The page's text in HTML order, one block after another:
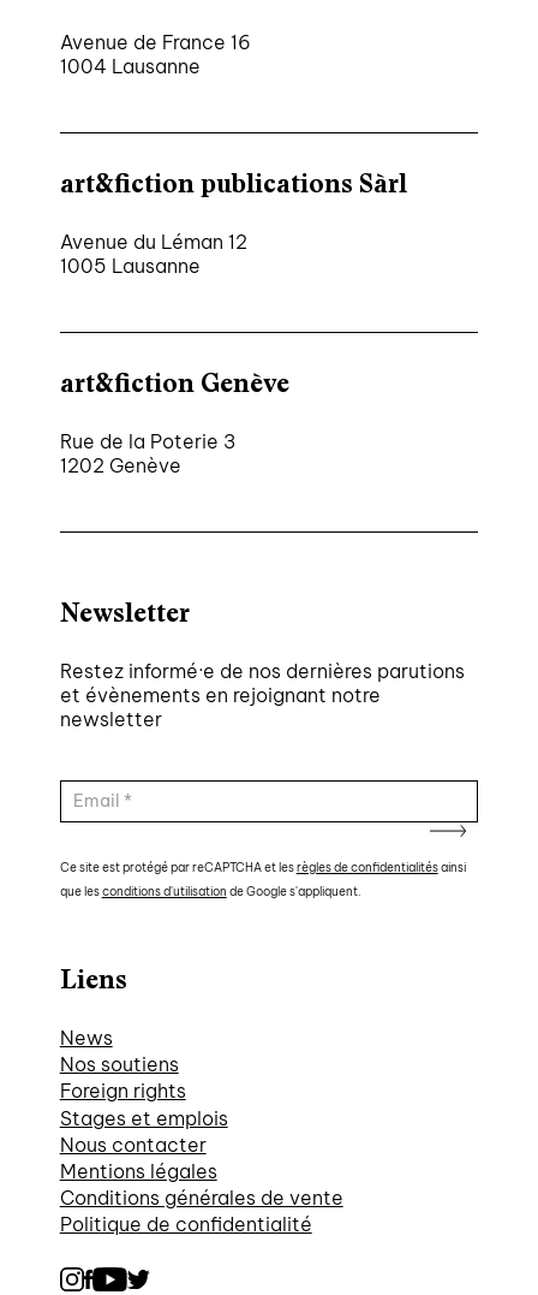
Avenue de France 16
1004 Lausanne
art&fiction publications Sàrl
Avenue du Léman 12
1005 Lausanne
art&fiction Genève
Rue de la Poterie 3
1202 Genève
Newsletter
Restez informé·e de nos dernières parutions
et évènements en rejoignant notre
newsletter
Ce site est protégé par reCAPTCHA et lesrègles de confidentialitésainsi
que lesconditions d'utilisation de Google s'appliquent.
Liens
News
Nos soutiens
Foreign rights
Stages et emplois
Nous contacter
Mentions légales
Conditions générales de vente
Politique de confidentialité